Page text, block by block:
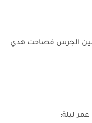
الجرس فصاحت هدي
ليلة: